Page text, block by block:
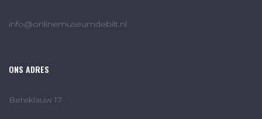
info@onlinemuseumdebilt.nl
ONS ADRES
Bereklauw 17